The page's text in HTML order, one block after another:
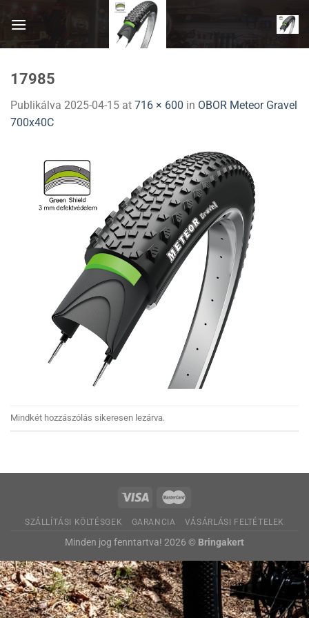
17985
Publikálva 2025-04-15 at 716 × 600 in OBOR Meteor Gravel
700x40C
Mindkét hozzászólás sikeresen lezárva.
SZÁLLÍTÁSI KÖLTÉSGEK GARANCIA VÁSÁRLÁSI FELTÉTELEK
Minden jog fenntartva! 2026 © Bringakert